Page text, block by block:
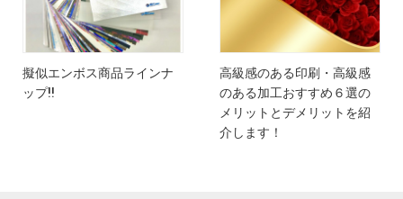
擬似エンボス商品ラインナ
ップ!!
高級感のある印刷・高級感
のある加工おすすめ６選の
メリットとデメリットを紹
介します！